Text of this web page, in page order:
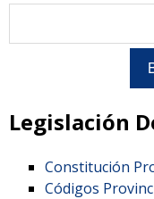
Legislación
Constitución
Códigos